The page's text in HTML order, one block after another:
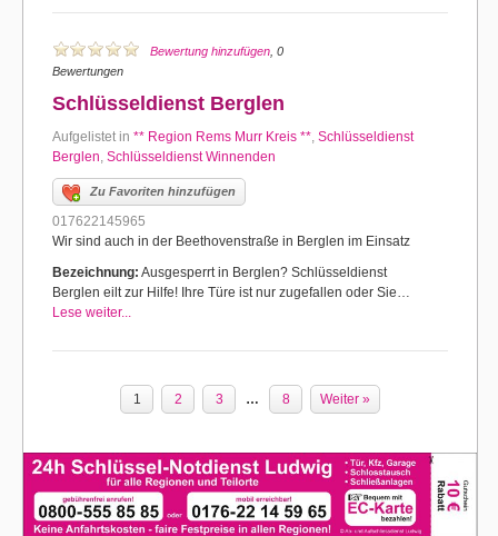
Bewertung hinzufügen , 0
Bewertungen
Schlüsseldienst Berglen
Aufgelistet in ** Region Rems Murr Kreis **, Schlüsseldienst
Berglen, Schlüsseldienst Winnenden
Zu Favoriten hinzufügen
017622145965
Wir sind auch in der Beethovenstraße in Berglen im Einsatz
Bezeichnung: Ausgesperrt in Berglen? Schlüsseldienst
Berglen eilt zur Hilfe! Ihre Türe ist nur zugefallen oder Sie…
Lese weiter...
1 2 3 … 8 Weiter »